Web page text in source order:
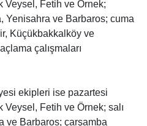
Veysel, Fetih ve Örnek;
Yenisahra ve Barbaros; cuma
Küçükbakkalköy ve
çalışmaları
ekipleri ise pazartesi
Veysel, Fetih ve Örnek; salı
ve Barbaros; çarşamba